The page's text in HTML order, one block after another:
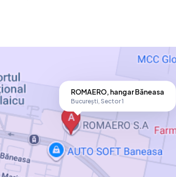
ROMAERO, hangar Băneasa
București, Sector 1